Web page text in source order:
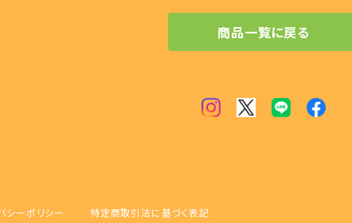
商品一覧に戻る
シーポリシー 特定商取引法に基づく表記